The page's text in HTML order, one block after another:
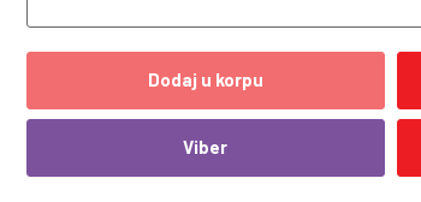
Dodaj u korpu
Viber